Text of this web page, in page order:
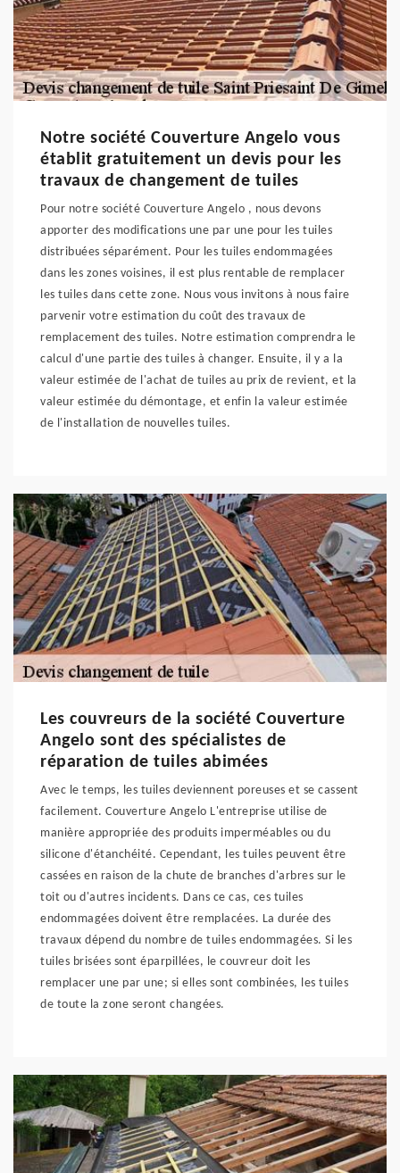
Notre société Couverture Angelo vous
établit gratuitement un devis pour les
travaux de changement de tuiles
Pour notre société Couverture Angelo , nous devons
apporter des modifications une par une pour les tuiles
distribuées séparément. Pour les tuiles endommagées
dans les zones voisines, il est plus rentable de remplacer
les tuiles dans cette zone. Nous vous invitons à nous faire
parvenir votre estimation du coût des travaux de
remplacement des tuiles. Notre estimation comprendra le
calcul d'une partie des tuiles à changer. Ensuite, il y a la
valeur estimée de l'achat de tuiles au prix de revient, et la
valeur estimée du démontage, et enfin la valeur estimée
de l'installation de nouvelles tuiles.
Les couvreurs de la société Couverture
Angelo sont des spécialistes de
réparation de tuiles abimées
Avec le temps, les tuiles deviennent poreuses et se cassent
facilement. Couverture Angelo L'entreprise utilise de
manière appropriée des produits imperméables ou du
silicone d'étanchéité. Cependant, les tuiles peuvent être
cassées en raison de la chute de branches d'arbres sur le
toit ou d'autres incidents. Dans ce cas, ces tuiles
endommagées doivent être remplacées. La durée des
travaux dépend du nombre de tuiles endommagées. Si les
tuiles brisées sont éparpillées, le couvreur doit les
remplacer une par une; si elles sont combinées, les tuiles
de toute la zone seront changées.